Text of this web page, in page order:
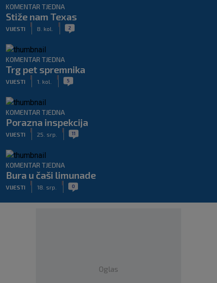
KOMENTAR TJEDNA
Stiže nam Texas
VIJESTI 8. kol. 2
KOMENTAR TJEDNA
Trg pet spremnika
VIJESTI 1. kol. 5
KOMENTAR TJEDNA
Porazna inspekcija
VIJESTI 25. srp. 11
KOMENTAR TJEDNA
Bura u čaši limunade
VIJESTI 18. srp. 0
Oglas